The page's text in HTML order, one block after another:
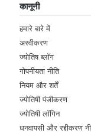
कानूनी
हमारे बारे में
अस्वीकरण
ज्योतिष ब्लॉग
गोपनीयता नीति
नियम और शर्तें
ज्योतिषी पंजीकरण
ज्योतिषी लॉगिन
धनवापसी और रद्दीकरण